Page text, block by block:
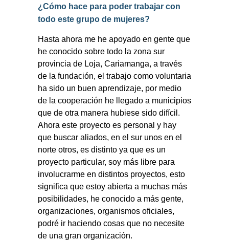
¿Cómo hace para poder trabajar con
todo este grupo de mujeres?
Hasta ahora me he apoyado en gente que
he conocido sobre todo la zona sur
provincia de Loja, Cariamanga, a través
de la fundación, el trabajo como voluntaria
ha sido un buen aprendizaje, por medio
de la cooperación he llegado a municipios
que de otra manera hubiese sido difícil.
Ahora este proyecto es personal y hay
que buscar aliados, en el sur unos en el
norte otros, es distinto ya que es un
proyecto particular, soy más libre para
involucrarme en distintos proyectos, esto
significa que estoy abierta a muchas más
posibilidades, he conocido a más gente,
organizaciones, organismos oficiales,
podré ir haciendo cosas que no necesite
de una gran organización.